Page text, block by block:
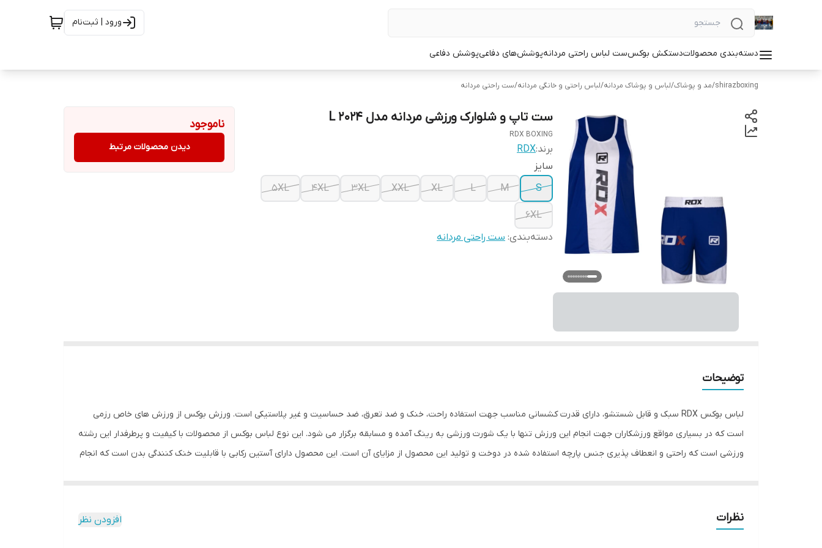
ورود | ثبت‌نام
دسته‌بندی محصولاتدستکش بوکسست لباس راحتی مردانهپوشش‌های دفاعیپوشش دفاعی
shirazboxing
/مد و پوشاک/لباس و پوشاک مردانه/لباس راحتی و خانگی مردانه/ست راحتی مردانه
ست تاپ و شلوارک ورزشی مردانه مدل L 2024
RDX BOXING
برند:RDX
سایز
S
M
L
XL
XXL
3XL
4XL
5XL
6XL
دسته‌بندی: ست راحتی مردانه
ناموجود
دیدن محصولات مرتبط
توضیحات
لباس بوکس RDX سبک و قابل شستشو، دارای قدرت کشسانی مناسب جهت استفاده راحت، خنک و ضد تعرق، ضد حساسیت و غیر پلاستیکی است. ورزش بوکس از ورزش های خاص رزمی
است که در بسیاری مواقع ورزشکاران جهت انجام این ورزش تنها با یک شورت ورزشی به رینگ آمده و مسابقه برگزار می شود. این نوع لباس بوکس از محصولات با کیفیت و پرطرفدار این رشته
ورزشی است که راحتی و انعطاف پذیری جنس پارچه استفاده شده در دوخت و تولید این محصول از مزایای آن است. این محصول دارای آستین رکابی با قابلیت خنک کنندگی بدن است که انجام
راهنمای انتخاب سایز
نظرات افزودن نظر